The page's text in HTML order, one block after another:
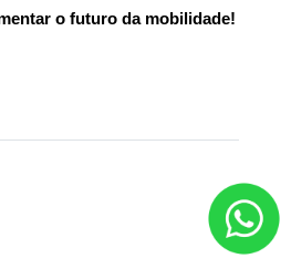
o futuro da mobilidade!